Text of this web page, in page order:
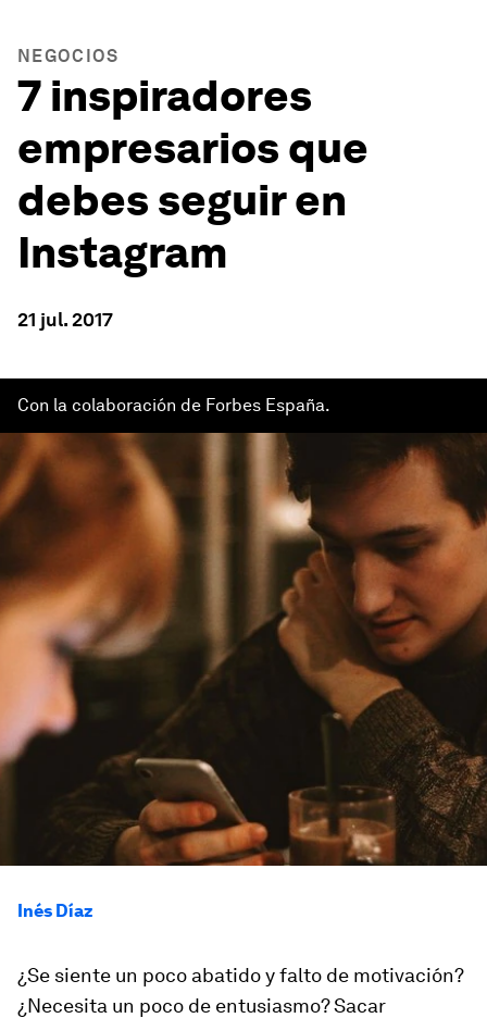
NEGOCIOS
7 inspiradores
empresarios que
debes seguir en
Instagram
21 jul. 2017
Con la colaboración de Forbes España.
Inés Díaz
¿Se siente un poco abatido y falto de motivación?
¿Necesita un poco de entusiasmo? Sacar